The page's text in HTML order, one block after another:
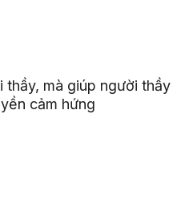
mà giúp người thầy
cảm hứng